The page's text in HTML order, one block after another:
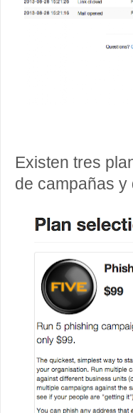
Existen tres
de campañas